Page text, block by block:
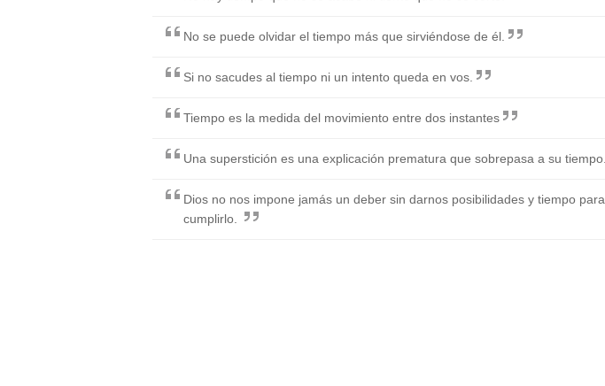
No se puede olvidar el tiempo más que sirviéndose de él.
Si no sacudes al tiempo ni un intento queda en vos.
Tiempo es la medida del movimiento entre dos instantes
Una superstición es una explicación prematura que sobrepasa a su tiempo.
Dios no nos impone jamás un deber sin darnos posibilidades y tiempo para
cumplirlo.